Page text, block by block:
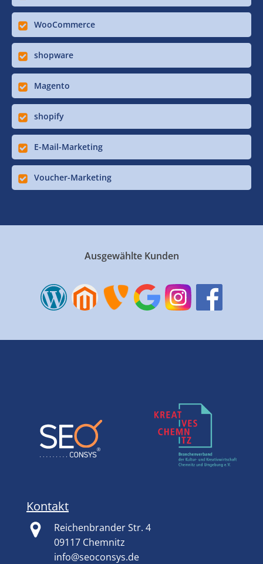
WooCommerce
shopware
Magento
shopify
E-Mail-Marketing
Voucher-Marketing
Ausgewählte Kunden
Kontakt
Reichenbrander Str. 4
09117 Chemnitz
info@seoconsys.de